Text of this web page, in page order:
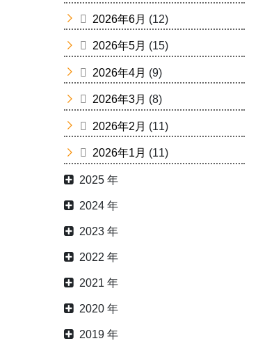
2026年6月 (12)
2026年5月 (15)
2026年4月 (9)
2026年3月 (8)
2026年2月 (11)
2026年1月 (11)
2025 年
2024 年
2023 年
2022 年
2021 年
2020 年
2019 年